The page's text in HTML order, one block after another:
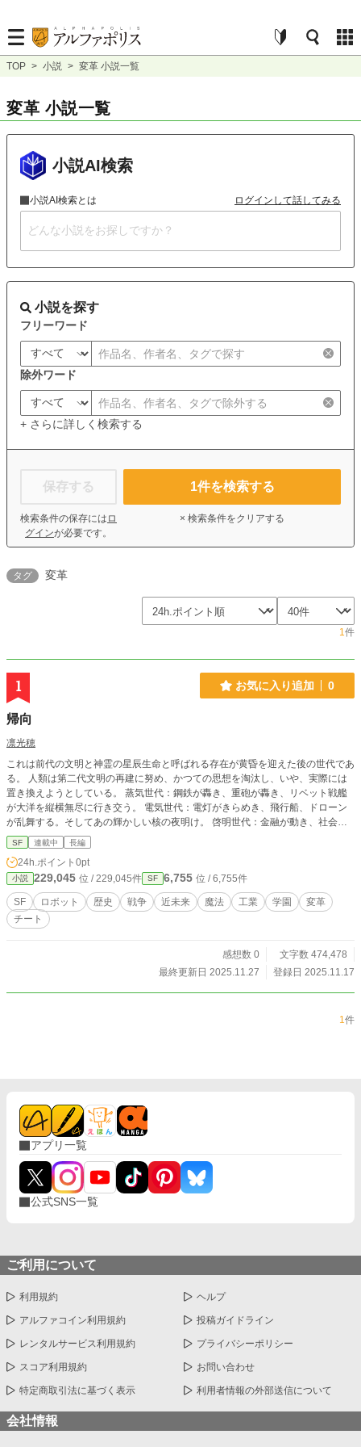
TOP > 小説 > 変革 小説一覧
変革 小説一覧
小説AI検索
小説AI検索とは ログインして話してみる
小説を探す
フリーワード
除外ワード
+ さらに詳しく検索する
保存する
検索条件の保存には ロ
グインが必要です。
1件を検索する
× 検索条件をクリアする
タグ 変革
1件
1 お気に入り追加 0
帰向
凛光穂
これは前代の文明と神霊の星辰生命と呼ばれる存在が黄昏を迎えた後の世代であ
る。 人類は第二代文明の再建に努め、かつての思想を淘汰し、いや、実際には
置き換えようとしている。 蒸気世代：鋼鉄が轟き、重砲が轟き、リベット戦艦
が大洋を縦横無尽に行き交う。 電気世代：電灯がきらめき、飛行船、ドローン
が乱舞する。そしてあの輝かしい核の夜明け。 啓明世代：金融が動き、社会は
サイバーと社会化の間で揺れ動き、新思潮、新兵器、新戦術が生まれる。 惑星
航行世代：戦艦の制御、惑星間を駆け巡る核戦闘機の操縦者、そして星表指揮
官。大多数の普通の人々はどこへ向かうべきか。 大時盤歴：人類の生命は自然
人の状態では200年に過ぎない。数千年、数万年の寿命を持つ人類は、いかなる
姿で浩瀚なる宇宙に向き合うのか。 …… 然り、科学技術の進歩の背後には
人文があり、そして人文の進歩には毎度代償を伴う。代償に耐えられない文明
は、常にその場に留まることになる。 世界が『若芽の新生』をもっと受け入れ
SF 連載中 長編
24h.ポイント 0pt
小説 229,045 位 / 229,045件 SF 6,755 位 / 6,755件
SF ロボット 歴史 戦争 近未来 魔法 工業 学園
変革
チート
感想数 0
文字数 474,478
最終更新日 2025.11.27
登録日 2025.11.17
1件
アプリ一覧
公式SNS一覧
ご利用について
利用規約 ヘルプ
アルファコイン利用規約 投稿ガイドライン
レンタルサービス利用規約 プライバシーポリシー
スコア利用規約 お問い合わせ
特定商取引法に基づく表示 利用者情報の外部送信について
会社情報